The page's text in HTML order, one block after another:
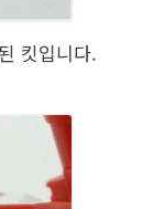
킷입니다.